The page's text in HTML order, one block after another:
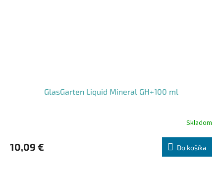
GlasGarten Liquid Mineral GH+100 ml
Skladom
10,09 € Do košíka